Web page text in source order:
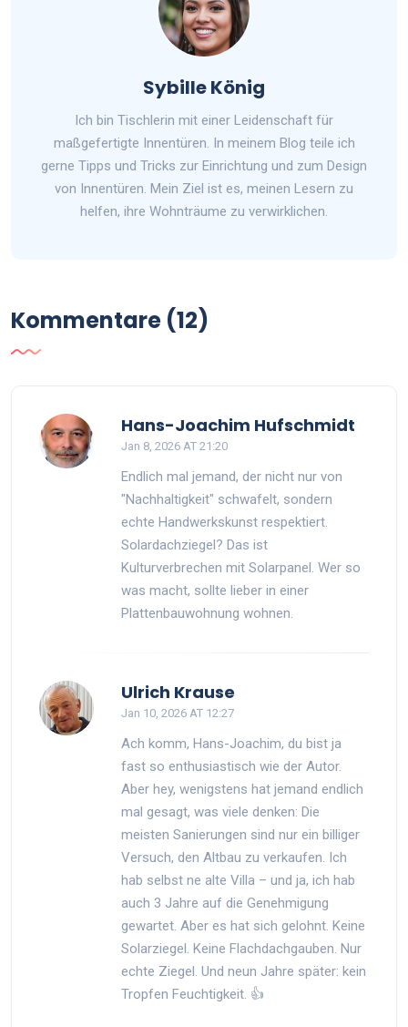
Sybille König
Ich bin Tischlerin mit einer Leidenschaft für
maßgefertigte Innentüren. In meinem Blog teile ich
gerne Tipps und Tricks zur Einrichtung und zum Design
von Innentüren. Mein Ziel ist es, meinen Lesern zu
helfen, ihre Wohnträume zu verwirklichen.
Kommentare (12)
Hans-Joachim Hufschmidt
Jan 8, 2026 AT 21:20
Endlich mal jemand, der nicht nur von
"Nachhaltigkeit" schwafelt, sondern
echte Handwerkskunst respektiert.
Solardachziegel? Das ist
Kulturverbrechen mit Solarpanel. Wer so
was macht, sollte lieber in einer
Plattenbauwohnung wohnen.
Ulrich Krause
Jan 10, 2026 AT 12:27
Ach komm, Hans-Joachim, du bist ja
fast so enthusiastisch wie der Autor.
Aber hey, wenigstens hat jemand endlich
mal gesagt, was viele denken: Die
meisten Sanierungen sind nur ein billiger
Versuch, den Altbau zu verkaufen. Ich
hab selbst ne alte Villa – und ja, ich hab
auch 3 Jahre auf die Genehmigung
gewartet. Aber es hat sich gelohnt. Keine
Solarziegel. Keine Flachdachgauben. Nur
echte Ziegel. Und neun Jahre später: kein
Tropfen Feuchtigkeit. 👍